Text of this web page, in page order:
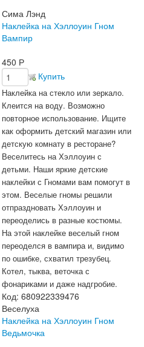
Сима Лэнд
Наклейка на Хэллоуин Гном
Вампир
450 Р
Купить
Наклейка на стекло или зеркало.
Клеится на воду. Возможно
повторное использование. Ищите
как оформить детский магазин или
детскую комнату в ресторане?
Веселитесь на Хэллоуин с
детьми. Наши яркие детские
наклейки с Гномами вам помогут в
этом. Веселые гномы решили
отпраздновать Хэллоуин и
переоделись в разные костюмы.
На этой наклейке веселый гном
переоделся в вампира и, видимо
по ошибке, схватил трезубец.
Котел, тыква, веточка с
фонариками и даже надгробие.
Код: 680922339476
Веселуха
Наклейка на Хэллоуин Гном
Ведьмочка